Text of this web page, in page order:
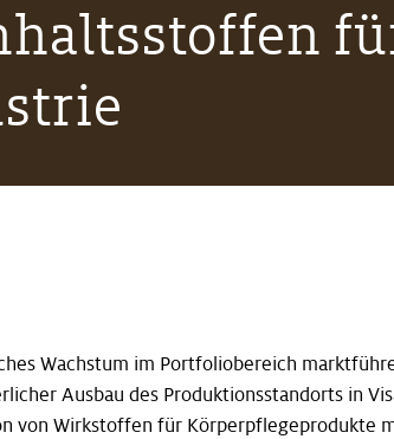
Wachstum im Portfoliobereich
Ausbau des Produktionsstandorts in
von Wirkstoffen für Körperpflegeprodukte